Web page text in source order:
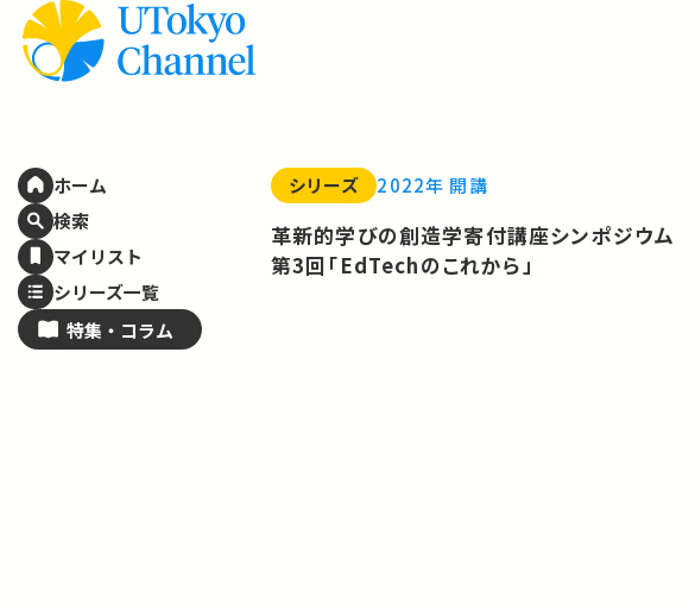
ホーム
検索
マイリスト
シリーズ一覧
特集・ コラム
シリーズ 2022年 開講
革新的学びの創造学寄付講座シンポジウム
第3回「EdTechのこれから」